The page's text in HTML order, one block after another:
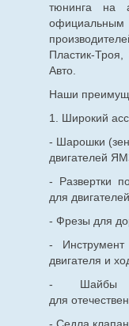
тюнинга на
Пластик-
Авто.
Наши
1. Широкий
- Шарошки
двигателей
- Развертки
для
- Фрезы для
-
двигателя и
- Шайбы
для